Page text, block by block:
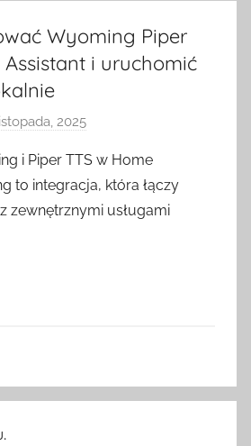
Wyoming Piper
i uruchomić
2025
z
e
z
t
i Piper TTS w Home
to integracja, która łączy
zewnętrznymi usługami